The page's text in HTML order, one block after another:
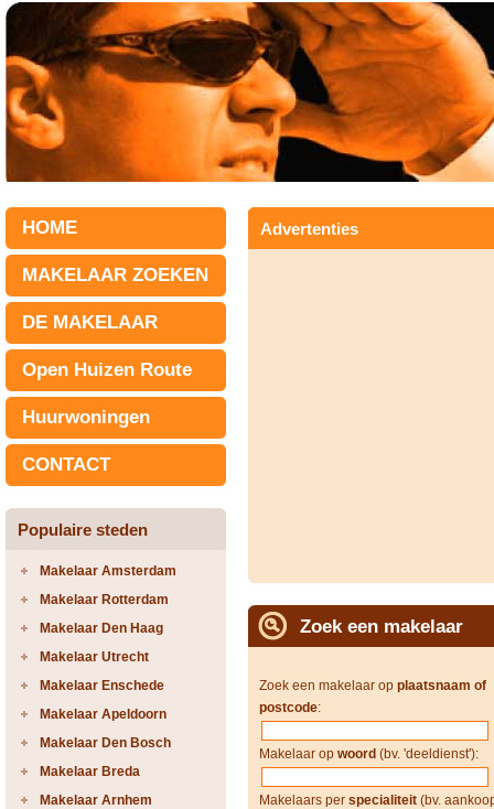
HOME
MAKELAAR ZOEKEN
DE MAKELAAR
Open Huizen Route
Huurwoningen
CONTACT
Populaire steden
Makelaar Amsterdam
Makelaar Rotterdam
Makelaar Den Haag
Makelaar Utrecht
Makelaar Enschede
Makelaar Apeldoorn
Makelaar Den Bosch
Makelaar Breda
Makelaar Arnhem
Advertenties
Zoek een makelaar
Zoek een makelaar op plaatsnaam of
postcode:
Makelaar op woord (bv. 'deeldienst'):
Makelaars per specialiteit (bv.